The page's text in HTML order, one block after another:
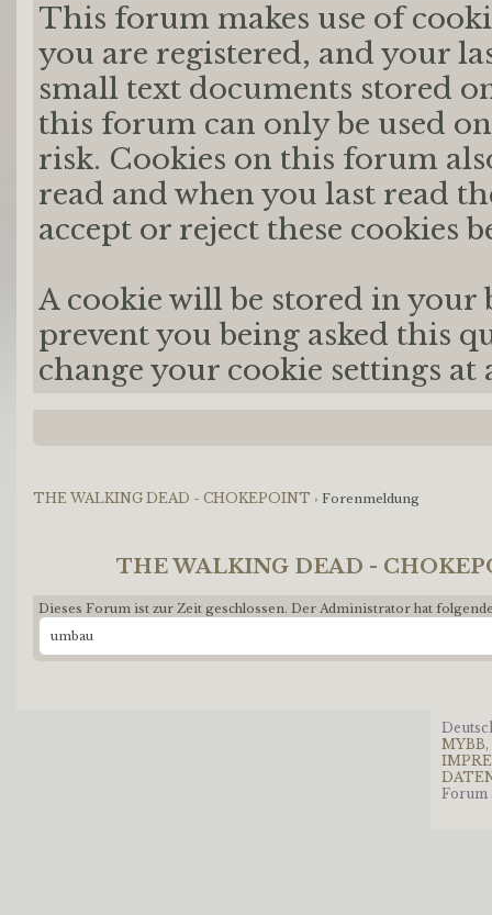
This forum makes use of
you are registered, and your
small text documents stored
this forum can only be used
risk. Cookies on this forum
read and when you last read
accept or reject these cookies
A cookie will be stored in your
prevent you being asked this
change your cookie settings
THE WALKING DEAD - CHOKEPOINT › Forenmeldung
THE WALKING DEAD -
Dieses Forum ist zur Zeit geschlossen. Der Administrator hat
umbau
MYBB
Forum